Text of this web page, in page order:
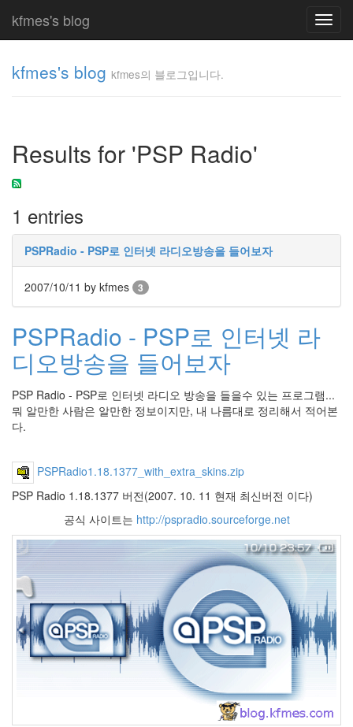
kfmes's blog
kfmes's blog kfmes의 블로그입니다.
Results for 'PSP Radio'
1 entries
PSPRadio - PSP로 인터넷 라디오방송을 들어보자
2007/10/11 by kfmes 3
PSPRadio - PSP로 인터넷 라
디오방송을 들어보자
PSP Radio - PSP로 인터넷 라디오 방송을 들을수 있는 프로그램...
뭐 알만한 사람은 알만한 정보이지만, 내 나름대로 정리해서 적어본
다.
PSPRadio1.18.1377_with_extra_skins.zip
PSP Radio 1.18.1377 버전(2007. 10. 11 현재 최신버전 이다)
공식 사이트는 http://pspradio.sourceforge.net
입니
다.
kfmes
Tag
Cloud
kfmes
JateON
테
슬
라
Java
자
온
모
전
기
차
ubuntu
PSP
Linux